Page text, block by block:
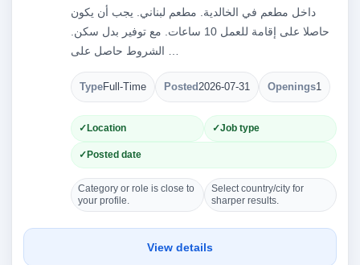
داخل مطعم في الخالدية. مطعم لبناني. يجب أن يكون
حاصلا على إقامة للعمل 10 ساعات. مع توفير بدل سكن.
TypeFull-Time Posted2026-07-31 Openings1
Location Job type
Posted date
Category or role is close to
your profile.
Select country/city for
sharper results.
View details